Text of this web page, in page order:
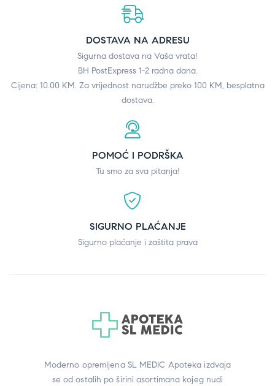
DOSTAVA NA ADRESU
Sigurna dostava na Vaša vrata!
BH PostExpress 1-2 radna dana.
Cijena: 10.00 KM. Za vrijednost narudžbe preko 100 KM, besplatna
dostava.
POMOĆ I PODRŠKA
Tu smo za sva pitanja!
SIGURNO PLAĆANJE
Sigurno plaćanje i zaštita prava
Moderno opremljena SL MEDIC Apoteka izdvaja
se od ostalih po širini asortimana kojeg nudi